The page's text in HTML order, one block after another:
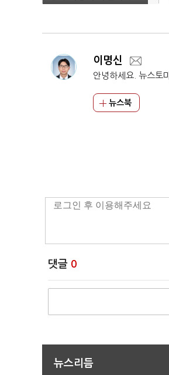
위 'K보험'
이명신
안녕하세요. 뉴스토
뉴스북
댓글 0
뉴스리듬